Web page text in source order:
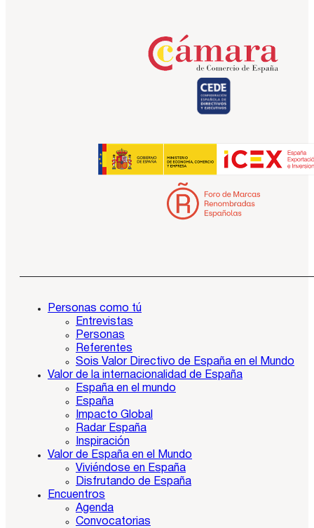
Personas como tú
Entrevistas
Personas
Referentes
Sois Valor Directivo de España en el Mundo
Valor de la internacionalidad de España
España en el mundo
España
Impacto Global
Radar España
Inspiración
Valor de España en el Mundo
Viviéndose en España
Disfrutando de España
Encuentros
Agenda
Convocatorias